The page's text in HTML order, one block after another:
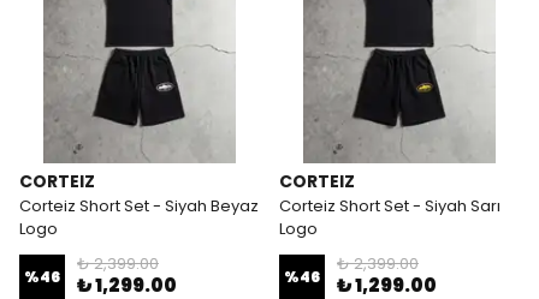
CORTEIZ
Corteiz Short Set - Siyah Beyaz
Logo
%46
₺ 2,399.00
₺ 1,299.00
CORTEIZ
Corteiz Short Set - Siyah Sarı
Logo
%46
₺ 2,399.00
₺ 1,299.00